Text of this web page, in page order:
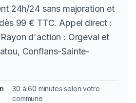
24h/24 sans majoration et
99 € TTC. Appel direct :
d'action : Orgeval et
Conflans-Sainte-
30 à 60 minutes selon votre
commune